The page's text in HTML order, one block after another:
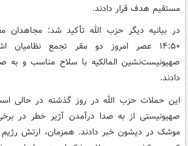
مستقیم هدف قرار دادند.
در بیانیه دیگر حزب الله تأکید شد: مجاهدان
۱۴:۵۰ عصر امروز دو مقر تجمع
صهیونیست‌نشین المالکیه با سلاح مناسب و
دادند.
این حملات حزب الله در روز گذشته در حالی
صهیونیستی از به صدا درآمدن آژیر خطر در
موشک در دیشون خبر دادند. همزمان، ارتش رژیم